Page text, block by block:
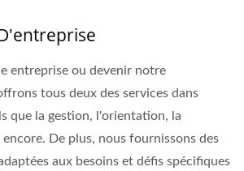
entreprise ou devenir notre
tous deux des services dans
que la gestion, l'orientation, la
De plus, nous fournissons des
aux besoins et défis spécifiques